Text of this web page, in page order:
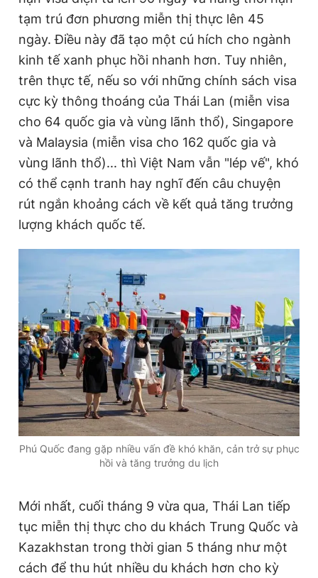
tạm trú đơn phương miễn thị thực lên 45
ngày. Điều này đã tạo một cú hích cho ngành
kinh tế xanh phục hồi nhanh hơn. Tuy nhiên,
trên thực tế, nếu so với những chính sách visa
cực kỳ thông thoáng của Thái Lan (miễn visa
cho 64 quốc gia và vùng lãnh thổ), Singapore
và Malaysia (miễn visa cho 162 quốc gia và
vùng lãnh thổ)... thì Việt Nam vẫn "lép vế", khó
có thể cạnh tranh hay nghĩ đến câu chuyện
rút ngắn khoảng cách về kết quả tăng trưởng
lượng khách quốc tế.
Phú Quốc đang gặp nhiều vấn đề khó khăn, cản trở sự phục
hồi và tăng trưởng du lịch
Mới nhất, cuối tháng 9 vừa qua, Thái Lan tiếp
tục miễn thị thực cho du khách Trung Quốc và
Kazakhstan trong thời gian 5 tháng như một
cách để thu hút nhiều du khách hơn cho kỳ